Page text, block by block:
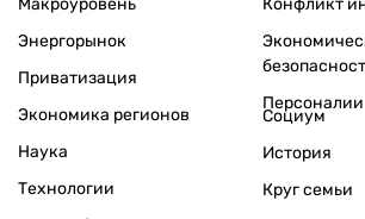
Макроуровень
Энергорынок
Приватизация
Экономика регионов
Конфликт
Персоналии
Наука
Технологии
Социум
История
Круг семьи